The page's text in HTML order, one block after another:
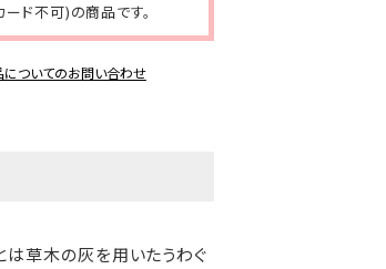
ード不可)の商品です。
についてのお問い合わせ
は草木の灰を用いたうわぐ